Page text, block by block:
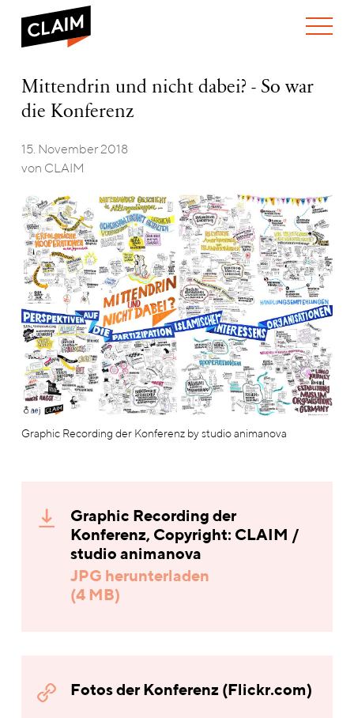
TRANSPARENZ
VERANSTALTUNGEN
PUBLIKATIONEN
Mittendrin
nicht
Konferenz
Mittendrin und nicht dabei? - So war
die Konferenz
15. November 2018
von CLAIM
Graphic Recording der Konferenz by studio animanova
Graphic Recording der
Konferenz, Copyright: CLAIM /
studio animanova
JPG herunterladen
(4 MB)
Fotos der Konferenz (Flickr.com)